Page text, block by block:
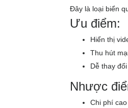
Đây là loại biển
Ưu điểm:
Hiển thị
Thu hút
Dễ thay
Nhược
Chi phí cao